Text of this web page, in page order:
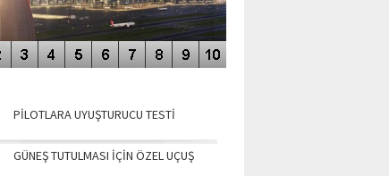
PİLOTLARA UYUŞTURUCU TESTİ
GÜNEŞ TUTULMASI İÇİN ÖZEL UÇUŞ